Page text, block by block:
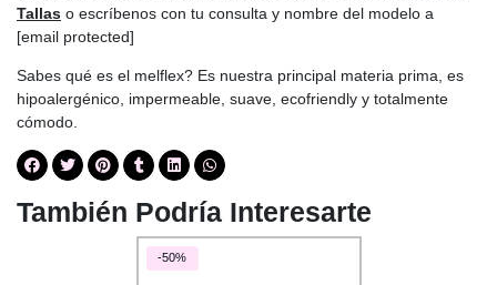
Tallas o escríbenos con tu consulta y nombre del modelo a
[email protected]
Sabes qué es el melflex? Es nuestra principal materia prima, es
hipoalergénico, impermeable, suave, ecofriendly y totalmente
cómodo.
También Podría Interesarte
-50%